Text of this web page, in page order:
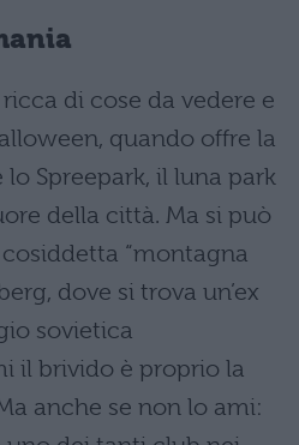
di cose da vedere e
quando offre la
Spreepark, il luna park
della città. Ma si può
“montagna
dove si trova un’ex
sovietica
il brivido è proprio la
anche se non lo ami: